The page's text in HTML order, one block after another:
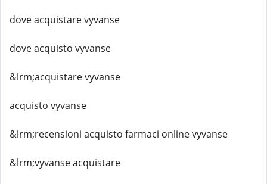
dove acquistare vyvanse
dove acquisto vyvanse
&lrm;acquistare vyvanse
acquisto vyvanse
&lrm;recensioni acquisto farmaci online vyvanse
&lrm;vyvanse acquistare